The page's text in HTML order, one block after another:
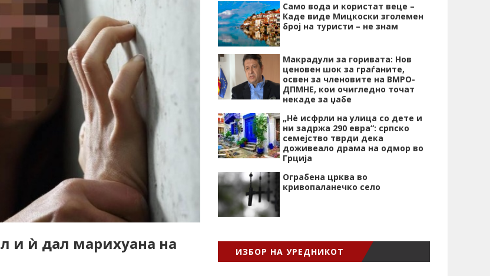
и ѝ дал марихуана на
Само вода и користат веце –
Каде виде Мицкоски зголемен
број на туристи – не знам
Макрадули за горивата: Нов
ценовен шок за граѓаните,
освен за членовите на ВМРО-
ДПМНЕ, кои очигледно точат
некаде за џабе
„Нѐ исфрли на улица со дете и
ни задржа 290 евра“: српско
семејство тврди дека
доживеало драма на одмор во
Грција
Ограбена црква во
кривопаланечко село
ИЗБОР НА УРЕДНИКОТ